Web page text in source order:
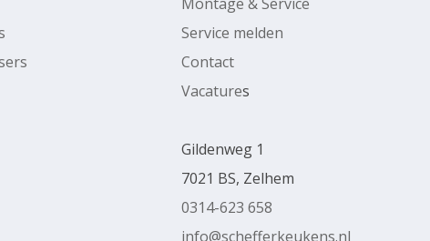
Service melden
Contact
Vacatures
Gildenweg 1
7021 BS, Zelhem
0314-623 658
info@schefferkeukens.nl